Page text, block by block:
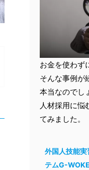
お金を使わず
そんな事例が
本当なのでし
人材採用に悩
てみました。
外国人技能
テムG-